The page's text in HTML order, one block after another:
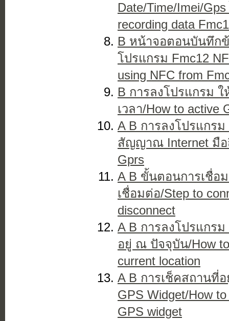
Date/Time/Imei/
recording data
B หน้าจอตอนบันทึก
โปรแกรม Fmc12
using NFC from
B การลงโปรแกรม
เวลา/How to active
A B การลงโปรแกร
สัญญาณ Internet มือ
Gprs
A B ขั้นตอนการเชื่อ
เชื่อมต่อ/Step to
disconnect
A B การลงโปรแกร
อยู่ ณ ปัจจุบัน/How
current location
A B การเช็คสถานที่
GPS Widget/How
GPS widget